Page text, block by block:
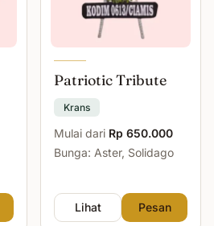
Patriotic Tribute
Krans
Mulai dari Rp 650.000
Bunga: Aster, Solidago
Lihat Pesan